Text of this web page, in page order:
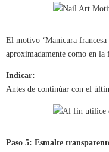
El motivo ‘Manicura
aproximadamente como en la
Indicar:
Antes de continúar con el
Paso 5: Esmalte